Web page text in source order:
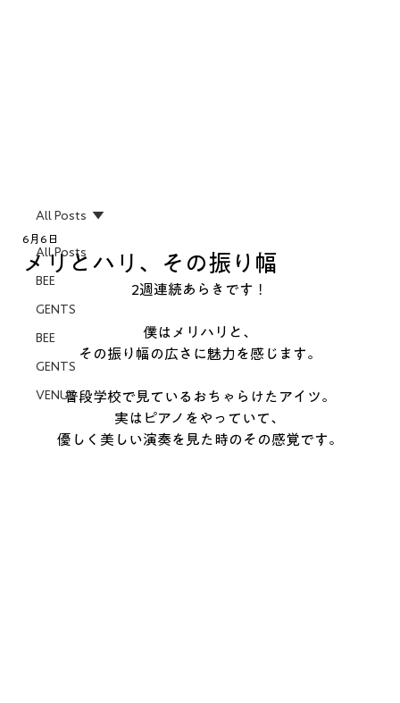
All Posts
BEE
GENTS
BEE
GENTS
VENUS
All Posts
メリとハリ、その振り幅
6月6日
2週連続あらきです！
僕はメリハリと、
その振り幅の広さに魅力を感じます。
普段学校で見ているおちゃらけたアイツ。
実はピアノをやっていて、
優しく美しい演奏を見た時のその感覚です。